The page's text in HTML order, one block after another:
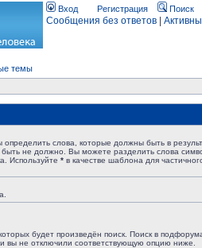
Вход Регистрация Поиск
Сообщения без ответов
темы
определить слова, которые должны быть в
быть не должно. Вы можете разделить слова
Используйте * в качестве шаблона для
будет произведён поиск. Поиск в
вы не отключили соответствующую опцию ниже.